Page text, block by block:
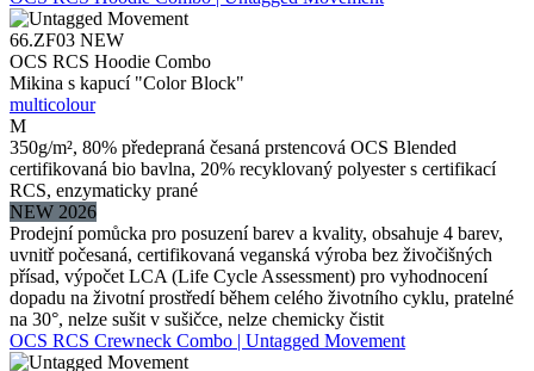
66.ZF03 NEW
OCS RCS Hoodie Combo
Mikina s kapucí "Color Block"
multicolour
M
350g/m², 80% předepraná česaná prstencová OCS Blended
certifikovaná bio bavlna, 20% recyklovaný polyester s certifikací
RCS, enzymaticky prané
NEW 2026
Prodejní pomůcka pro posuzení barev a kvality, obsahuje 4 barev,
uvnitř počesaná, certifikovaná veganská výroba bez živočišných
přísad, výpočet LCA (Life Cycle Assessment) pro vyhodnocení
dopadu na životní prostředí během celého životního cyklu, pratelné
na 30°, nelze sušit v sušičce, nelze chemicky čistit
OCS RCS Crewneck Combo | Untagged Movement